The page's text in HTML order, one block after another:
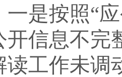
一是按照“
开信息不完
读工作未调